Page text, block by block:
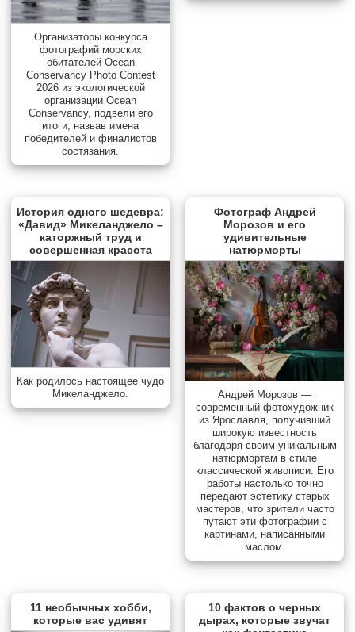
Организаторы конкурса
фотографий морских
обитателей Ocean
Conservancy Photo Contest
2026 из экологической
организации Ocean
Conservancy, подвели его
итоги, назвав имена
победителей и финалистов
состязания.
История одного шедевра:
«Давид» Микеланджело –
каторжный труд и
совершенная красота
Как родилось настоящее чудо
Микеланджело.
Фотограф Андрей
Морозов и его
удивительные
натюрморты
Андрей Морозов —
современный фотохудожник
из Ярославля, получивший
широкую известность
благодаря своим уникальным
натюрмортам в стиле
классической живописи. Его
работы настолько точно
передают эстетику старых
мастеров, что зрители часто
путают эти фотографии с
картинами, написанными
маслом.
11 необычных хобби,
которые вас удивят
10 фактов о черных
дырах, которые звучат